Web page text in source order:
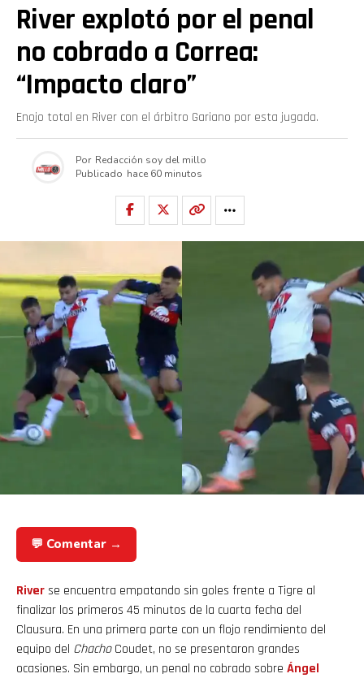
River explotó por el penal
no cobrado a Correa:
“Impacto claro”
Enojo total en River con el árbitro Gariano por esta jugada.
Por Redacción soy del millo
Publicado hace 60 minutos
💬 Comentar →
Riverse encuentra empatando sin goles frente a Tigre al
finalizar los primeros 45 minutos de la cuarta fecha del
Clausura. En una primera parte con un flojo rendimiento del
equipo del ChachoCoudet, no se presentaron grandes
ocasiones. Sin embargo, un penal no cobrado sobre Ángel